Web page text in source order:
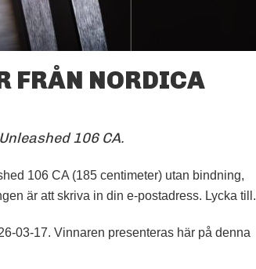
FOTO: NORDICA
FRÅN NORDICA
106 CA.
106 CA (185 centimeter) utan bindning,
är att skriva in din e-postadress. Lycka till.
03-17. Vinnaren presenteras här på denna